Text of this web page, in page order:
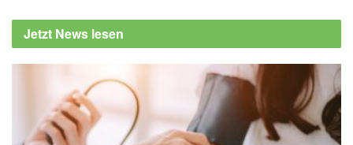
Cancer? (veröffentlicht: 25.08.2020),
health.clevelandclinic.org
Jetzt News lesen